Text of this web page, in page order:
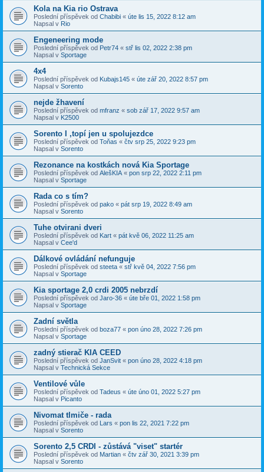
Kola na Kia rio Ostrava
Poslední příspěvek od Chabibi « úte lis 15, 2022 8:12 am
Napsal v Rio
Engeneering mode
Poslední příspěvek od Petr74 « stř lis 02, 2022 2:38 pm
Napsal v Sportage
4x4
Poslední příspěvek od Kubajs145 « úte zář 20, 2022 8:57 pm
Napsal v Sorento
nejde žhavení
Poslední příspěvek od mfranz « sob zář 17, 2022 9:57 am
Napsal v K2500
Sorento I ,topí jen u spolujezdce
Poslední příspěvek od Toňas « čtv srp 25, 2022 9:23 pm
Napsal v Sorento
Rezonance na kostkách nová Kia Sportage
Poslední příspěvek od AlešKIA « pon srp 22, 2022 2:11 pm
Napsal v Sportage
Rada co s tím?
Poslední příspěvek od pako « pát srp 19, 2022 8:49 am
Napsal v Sorento
Tuhe otvirani dveri
Poslední příspěvek od Kart « pát kvě 06, 2022 11:25 am
Napsal v Cee'd
Dálkové ovládání nefunguje
Poslední příspěvek od steeta « stř kvě 04, 2022 7:56 pm
Napsal v Sportage
Kia sportage 2,0 crdi 2005 nebrzdí
Poslední příspěvek od Jaro-36 « úte bře 01, 2022 1:58 pm
Napsal v Sportage
Zadní světla
Poslední příspěvek od boza77 « pon úno 28, 2022 7:26 pm
Napsal v Sportage
zadný stierač KIA CEED
Poslední příspěvek od JanSvit « pon úno 28, 2022 4:18 pm
Napsal v Technická Sekce
Ventilové vůle
Poslední příspěvek od Tadeus « úte úno 01, 2022 5:27 pm
Napsal v Picanto
Nivomat tlmiče - rada
Poslední příspěvek od Lars « pon lis 22, 2021 7:22 pm
Napsal v Sorento
Sorento 2,5 CRDI - zůstává "viset" startér
Poslední příspěvek od Martian « čtv zář 30, 2021 3:39 pm
Napsal v Sorento